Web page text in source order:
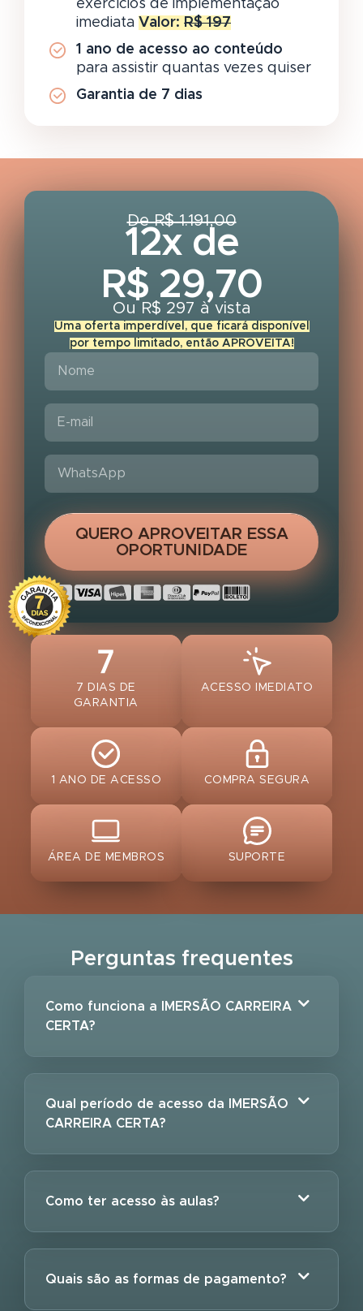
exercícios de implementação
imediata Valor: R$ 197
1 ano de acesso ao conteúdo
para assistir quantas vezes quiser
Garantia de 7 dias
De R$ 1.191,00
12x de
R$ 29,70
Ou R$ 297 à vista
Uma oferta imperdível, que ficará disponível
por tempo limitado, então APROVEITA!
QUERO APROVEITAR ESSA
OPORTUNIDADE
7 DIAS DE
GARANTIA
ACESSO IMEDIATO
1 ANO DE ACESSO COMPRA SEGURA
ÁREA DE MEMBROS SUPORTE
Perguntas frequentes
Como funciona a IMERSÃO CARREIRA
CERTA?
Qual período de acesso da IMERSÃO
CARREIRA CERTA?
Como ter acesso às aulas?
Quais são as formas de pagamento?